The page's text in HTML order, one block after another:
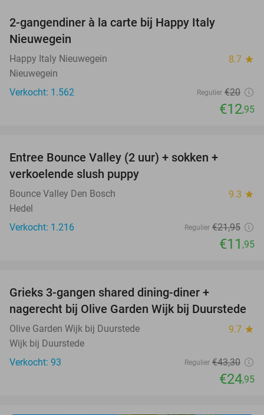
2-gangendiner à la carte bij Happy Italy
Nieuwegein
Happy Italy Nieuwegein 8.7 star
Nieuwegein
Verkocht: 1.562
Regulier €20
€12,95
Entree Bounce Valley (2 uur) + sokken +
verkoelende slush puppy
Bounce Valley Den Bosch 9.3 star
Hedel
Verkocht: 1.216
Regulier €21,95
€11 ,95
Grieks 3-gangen shared dining-diner +
nagerecht bij Olive Garden Wijk bij Duurstede
Olive Garden Wijk bij Duurstede 9.7 star
Wijk bij Duurstede
Verkocht: 93
Regulier €43,30
€24,95